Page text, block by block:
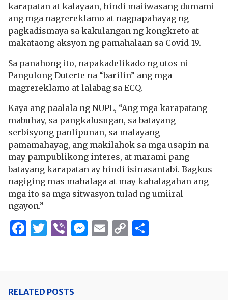
karapatan at kalayaan, hindi maiiwasang dumami
ang mga nagrereklamo at nagpapahayag ng
pagkadismaya sa kakulangan ng kongkreto at
makataong aksyon ng pamahalaan sa Covid-19.
Sa panahong ito, napakadelikado ng utos ni
Pangulong Duterte na “barilin” ang mga
magrereklamo at lalabag sa ECQ.
Kaya ang paalala ng NUPL, “Ang mga karapatang
mabuhay, sa pangkalusugan, sa batayang
serbisyong panlipunan, sa malayang
pamamahayag, ang makilahok sa mga usapin na
may pampublikong interes, at marami pang
batayang karapatan ay hindi isinasantabi. Bagkus
nagiging mas mahalaga at may kahalagahan ang
mga ito sa mga sitwasyon tulad ng umiiral
ngayon.”
Facebook
Twitter
ViberMessenger
Email
Copy
RELATED POSTS